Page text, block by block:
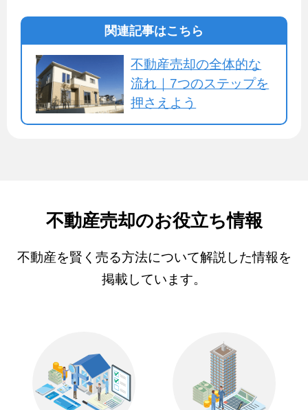
関連記事はこちら
不動産売却の全体的な
流れ｜7つのステップを
押さえよう
不動産売却のお役立ち情報
不動産を賢く売る方法について解説した情報を
掲載しています。